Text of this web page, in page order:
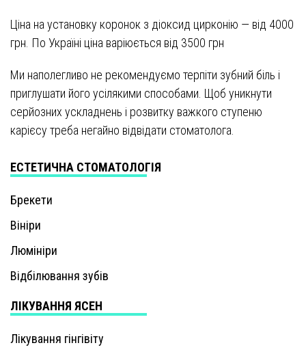
Ціна на установку коронок з діоксид цирконію — від 4000
грн. По Україні ціна варіюється від 3500 грн
Ми наполегливо не рекомендуємо терпіти зубний біль і
приглушати його усілякими способами. Щоб уникнути
серйозних ускладнень і розвитку важкого ступеню
карієсу треба негайно відвідати стоматолога.
ЕСТЕТИЧНА СТОМАТОЛОГІЯ
Брекети
Вініри
Люмініри
Відбілювання зубів
ЛІКУВАННЯ ЯСЕН
Лікування гінгівіту